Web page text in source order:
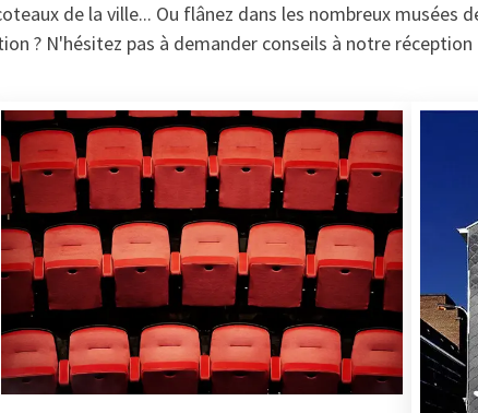
de la ville... Ou flânez dans les nombreux musées
? N'hésitez pas à demander conseils à notre réception